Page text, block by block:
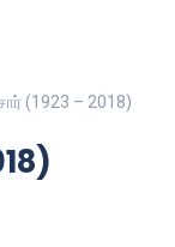
(1923 – 2018)